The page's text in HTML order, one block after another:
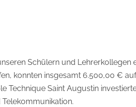
Schülern und Lehrerkollegen
konnten insgesamt 6.500,00 €
Technique Saint Augustin